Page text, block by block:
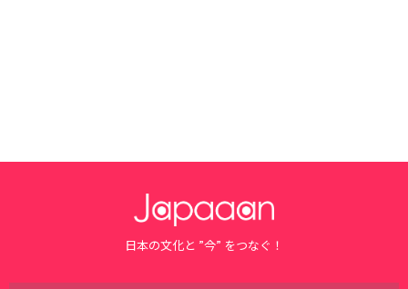
日本の文化と ”今” をつなぐ！